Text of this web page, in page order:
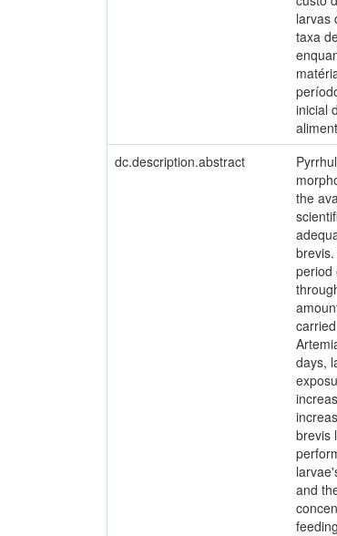
larvas
taxa
inicial
dc.description.abstract
the
period
days,
brevis
and